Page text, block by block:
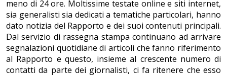
meno di 24 ore. Moltissime testate online e siti internet,
sia generalisti sia dedicati a tematiche particolari, hanno
dato notizia del Rapporto e dei suoi contenuti principali.
Dal servizio di rassegna stampa continuano ad arrivare
segnalazioni quotidiane di articoli che fanno riferimento
al Rapporto e questo, insieme al crescente numero di
contatti da parte dei giornalisti, ci fa ritenere che esso